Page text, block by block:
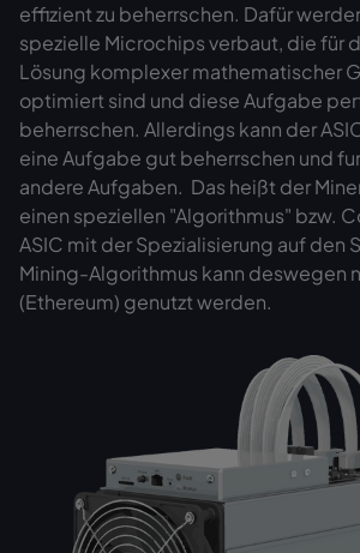
effizient zu beherrschen. Dafür
spezielle Microchips verbaut, die für
Lösung komplexer mathematischer
optimiert sind und diese Aufgabe
beherrschen. Allerdings kann der
eine Aufgabe gut beherrschen und
andere Aufgaben. Das heißt der
einen speziellen "Algorithmus" bzw.
ASIC mit der Spezialisierung auf den
Mining-Algorithmus kann deswegen
(Ethereum) genutzt werden.